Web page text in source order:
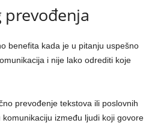
prevođenja
benefita kada je u pitanju uspešno
i nije lako odrediti koje
prevođenje tekstova ili poslovnih
između ljudi koji govore